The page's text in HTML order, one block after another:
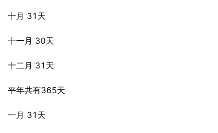
十月 31天
十一月 30天
十二月 31天
平年共有365天
一月 31天